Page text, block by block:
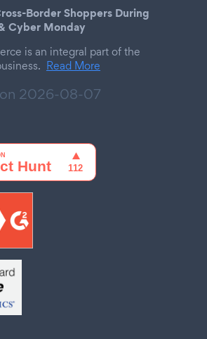
Border Shoppers During
Cyber Monday
is an integral part of the
Read More
2026-08-07